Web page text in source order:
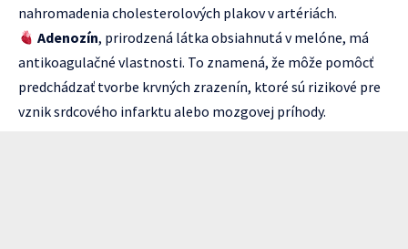
nahromadenia cholesterolových plakov v artériách.
Adenozín, prirodzená látka obsiahnutá v melóne, má
antikoagulačné vlastnosti. To znamená, že môže pomôcť
predchádzať tvorbe krvných zrazenín, ktoré sú rizikové pre
vznik srdcového infarktu alebo mozgovej príhody.